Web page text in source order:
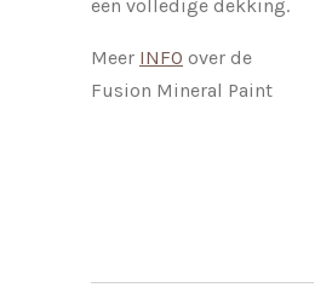
een volledige dekking.
Meer INFO over de
Fusion Mineral Paint